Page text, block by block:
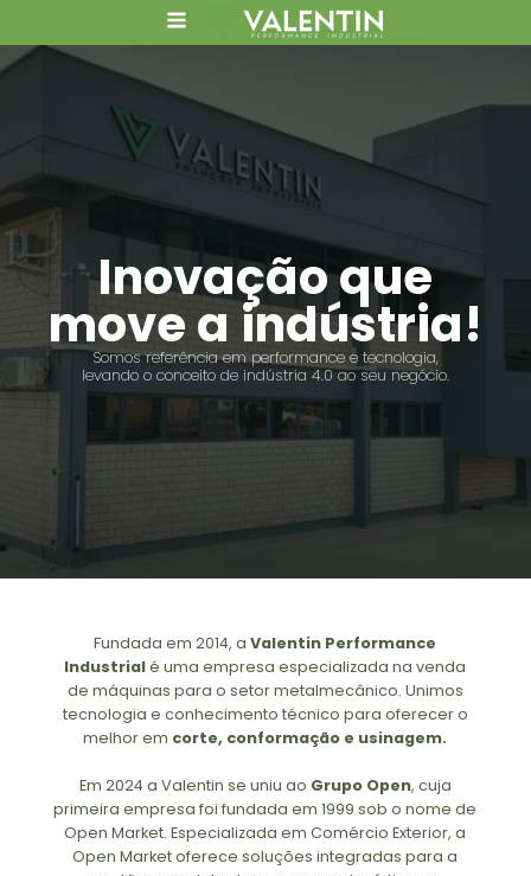
Inovação que
move a indústria!
Somos referência em performance e tecnologia,
levando o conceito de indústria 4.0 ao seu negócio.
Fundada em 2014, aValentin Performance
Industrialé uma empresa especializada na venda
de máquinas para o setor metalmecânico. Unimos
tecnologia e conhecimento técnico para oferecer o
melhor em corte, conformação e usinagem.
Em 2024 a Valentin se uniu ao Grupo Open, cuja
primeira empresa foi fundada em 1999 sob o nome de
Open Market. Especializada em Comércio Exterior, a
Open Market oferece soluções integradas para a